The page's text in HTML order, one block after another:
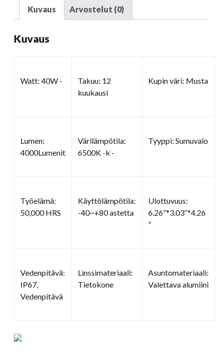
Kuvaus Arvostelut (0)
Kuvaus
Watt: 40W -
Takuu: 12
kuukausi
Kupin väri: Musta
Lumen:
4000Lumenit
Värilämpötila:
6500K -k -
Tyyppi: Sumuvalo
Työelämä:
50,000 HRS
Käyttölämpötila:
-40~+80 astetta
Ulottuvuus:
6.26”*3.03”*4.26
”
Vedenpitävä:
IP67,
Vedenpitävä
Linssimateriaali:
Tietokone
Asuntomateriaali:
Valettava alumiini